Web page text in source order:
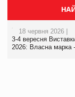
18 червня 2026 |
3-4 вересня
2026: Власна марка